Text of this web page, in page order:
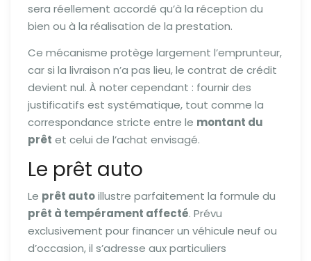
sera réellement accordé qu’à la réception du
bien ou à la réalisation de la prestation.
Ce mécanisme protège largement l’emprunteur,
car si la livraison n’a pas lieu, le contrat de crédit
devient nul. À noter cependant : fournir des
justificatifs est systématique, tout comme la
correspondance stricte entre le montant du
prêt et celui de l’achat envisagé.
Le prêt auto
Le prêt autoillustre parfaitement la formule du
prêt à tempérament affecté. Prévu
exclusivement pour financer un véhicule neuf ou
d’occasion, il s’adresse aux particuliers